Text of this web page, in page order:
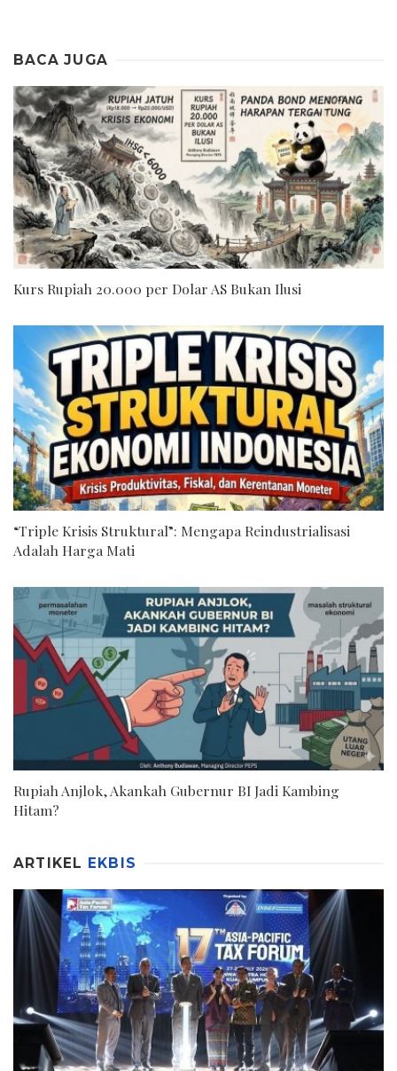
BACA JUGA
Kurs Rupiah 20.000 per Dolar AS Bukan Ilusi
“Triple Krisis Struktural”: Mengapa Reindustrialisasi
Adalah Harga Mati
Rupiah Anjlok, Akankah Gubernur BI Jadi Kambing
Hitam?
ARTIKEL EKBIS